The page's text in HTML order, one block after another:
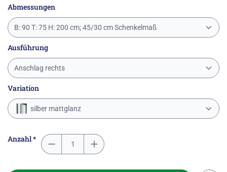
Abmessungen
B: 90 T: 75 H: 200 cm; 45/30 cm Schenkelmaß
Ausführung
Anschlag rechts
Variation
silber mattglanz
Anzahl *